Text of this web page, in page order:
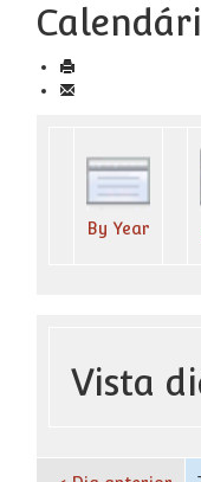
By Year
Vista